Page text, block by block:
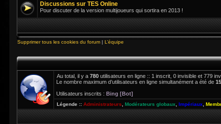
Discussions sur TES Online
Pour discuter de la version multijoueurs qui sortira en 2013 !
Supprimer tous les cookies du forum | L’équipe
Au total, il y a 780 utilisateurs en ligne :: 1 inscrit, 0 invisible et 779
Le nombre maximum d’utilisateurs en ligne simultanément a été de
Utilisateurs inscrits : Bing [Bot]
Légende :: Administrateurs Modérateurs globaux Impériaux